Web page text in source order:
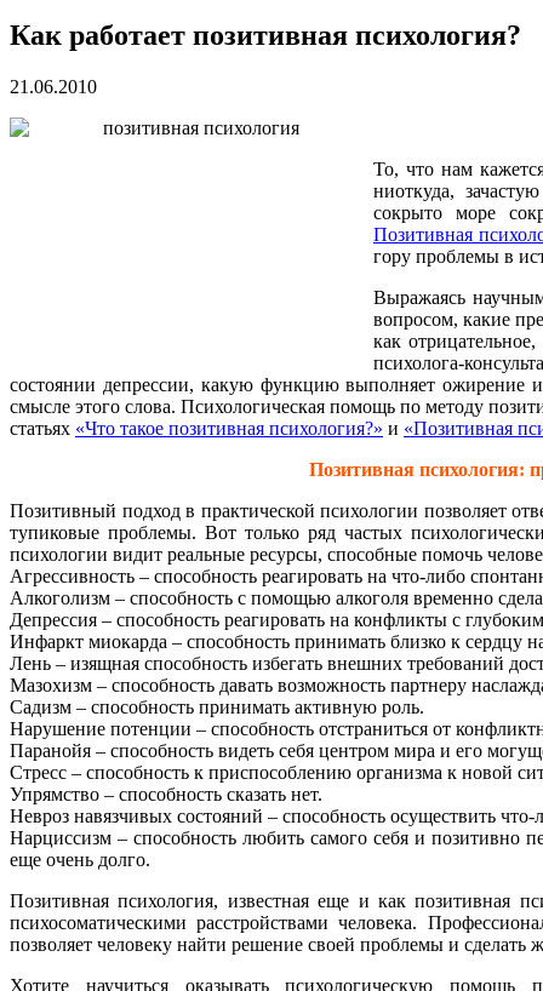
Как работает позитивная психология?
21.06.2010
То, что нам
ниоткуда,
сокрыто море
Позитивная
гору проблемы в
Выражаясь
вопросом, какие
как
психолога-
состоянии депрессии, какую функцию выполняет ожирение
смысле этого слова. Психологическая помощь по методу
статьях «Что такое позитивная психология?» и «Позитивная
Позитивная психология:
Позитивный подход в практической психологии позволяет
тупиковые проблемы. Вот только ряд частых
психологии видит реальные ресурсы, способные помочь
Агрессивность – способность реагировать на что-либо
Алкоголизм – способность с помощью алкоголя временно
Депрессия – способность реагировать на конфликты с
Инфаркт миокарда – способность принимать близко к сердцу
Лень – изящная способность избегать внешних требований
Мазохизм – способность давать возможность партнеру
Садизм – способность принимать активную роль.
Нарушение потенции – способность отстраниться от
Паранойя – способность видеть себя центром мира и его
Стресс – способность к приспособлению организма к новой
Упрямство – способность сказать нет.
Невроз навязчивых состояний – способность осуществить
Нарциссизм – способность любить самого себя и позитивно
еще очень долго.
Позитивная психология, известная еще и как позитивная
психосоматическими расстройствами человека.
позволяет человеку найти решение своей проблемы и сделать
Хотите научиться оказывать психологическую